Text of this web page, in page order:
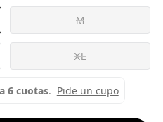
M
XL